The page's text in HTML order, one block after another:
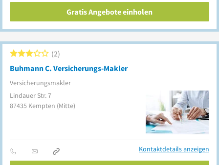
Gratis Angebote einholen
Buhmann C. Versicherungs-Makler
Versicherungsmakler
2
Lindauer Str. 7
87435 Kempten (Mitte)
Kontaktdetails anzeigen